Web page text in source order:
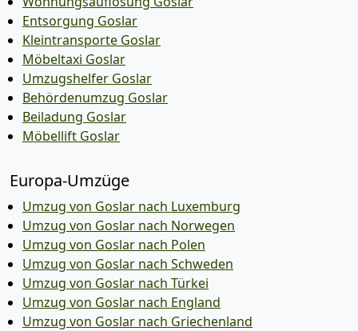
Entsorgung Goslar
Kleintransporte Goslar
Möbeltaxi Goslar
Umzugshelfer Goslar
Behördenumzug Goslar
Beiladung Goslar
Möbellift Goslar
Europa-Umzüge
Umzug von Goslar nach Luxemburg
Umzug von Goslar nach Norwegen
Umzug von Goslar nach Polen
Umzug von Goslar nach Schweden
Umzug von Goslar nach Türkei
Umzug von Goslar nach England
Umzug von Goslar nach Griechenland